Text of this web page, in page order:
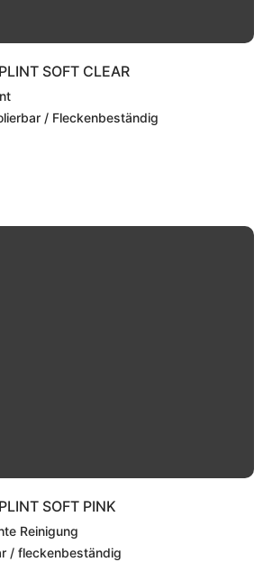
SOFT CLEAR
/ Fleckenbeständig
SOFT PINK
Reinigung
/ fleckenbeständig